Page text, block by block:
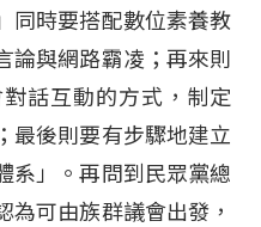
同時要搭配數位素養教
論與網路霸凌；再來則
話互動的方式，制定
最後則要有步驟地建立
系」。再問到民眾黨總
為可由族群議會出發，